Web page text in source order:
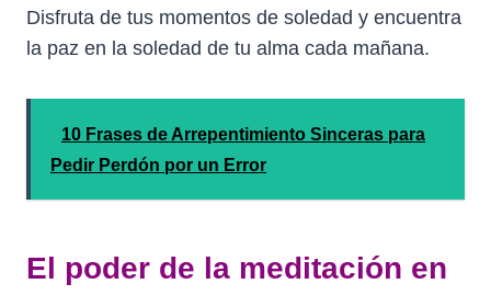
Disfruta de tus momentos de soledad y encuentra
la paz en la soledad de tu alma cada mañana.
10 Frases de Arrepentimiento Sinceras para
Pedir Perdón por un Error
El poder de la meditación en